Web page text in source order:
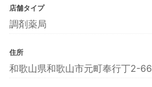
店舗タイプ
調剤薬局
住所
和歌山県和歌山市元町奉行丁2-66